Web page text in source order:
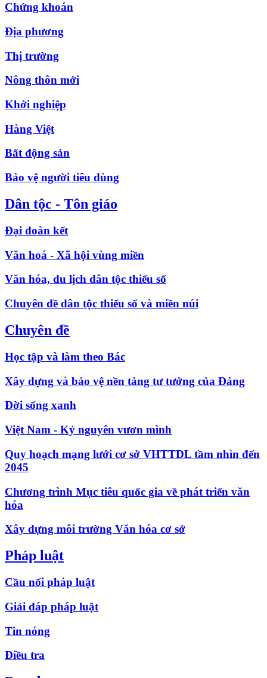
Chứng khoán
Địa phương
Thị trường
Nông thôn mới
Khởi nghiệp
Hàng Việt
Bất động sản
Bảo vệ người tiêu dùng
Dân tộc - Tôn giáo
Đại đoàn kết
Văn hoá - Xã hội vùng miền
Văn hóa, du lịch dân tộc thiểu số
Chuyên đề dân tộc thiểu số và miền núi
Chuyên đề
Học tập và làm theo Bác
Xây dựng và bảo vệ nền tảng tư tưởng của Đảng
Đời sống xanh
Việt Nam - Kỷ nguyên vươn mình
Quy hoạch mạng lưới cơ sở VHTTDL tầm nhìn đến
2045
Chương trình Mục tiêu quốc gia về phát triển văn
hóa
Xây dựng môi trường Văn hóa cơ sở
Pháp luật
Cầu nối pháp luật
Giải đáp pháp luật
Tin nóng
Điều tra